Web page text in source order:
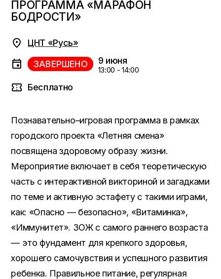
ПРОГРАММА «МАРАФОН
БОДРОСТИ»
ЦНТ «Русь»
ЗАВЕРШЕНО 9 июня
13:00 - 14:00
Бесплатно
Познавательно–игровая программа в рамках
городского проекта «Летняя смена»
посвящена здоровому образу жизни.
Мероприятие включает в себя теоретическую
часть с интерактивной викториной и загадками
по теме и активную эстафету с такими играми,
как: «Опасно — безопасно», «Витаминка»,
«Иммунитет». ЗОЖ с самого раннего возраста
— это фундамент для крепкого здоровья,
хорошего самочувствия и успешного развития
ребенка. Правильное питание, регулярная